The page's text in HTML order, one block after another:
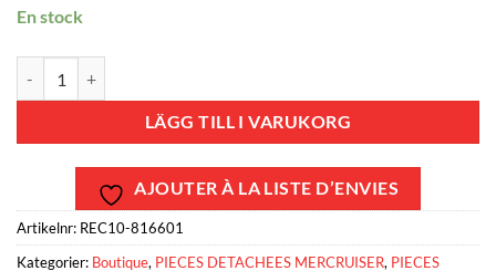
En stock
LÄGG TILL I VARUKORG
AJOUTER À LA LISTE D’ENVIES
Artikelnr: REC10-816601
Kategorier: Boutique, PIECES DETACHEES MERCRUISER, PIECES